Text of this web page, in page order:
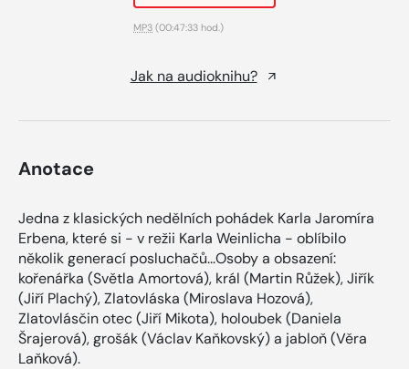
MP3 (00:47:33 hod.)
Jak na audioknihu?
Anotace
Jedna z klasických nedělních pohádek Karla Jaromíra
Erbena, které si - v režii Karla Weinlicha - oblíbilo
několik generací posluchačů...Osoby a obsazení:
kořenářka (Světla Amortová), král (Martin Růžek), Jiřík
(Jiří Plachý), Zlatovláska (Miroslava Hozová),
Zlatovlásčin otec (Jiří Mikota), holoubek (Daniela
Šrajerová), grošák (Václav Kaňkovský) a jabloň (Věra
Laňková).